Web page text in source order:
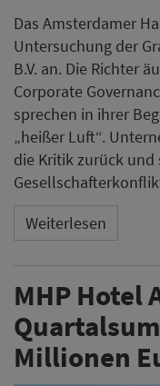
Das Amsterdamer
Untersuchung der
B.V. an. Die Richter
Corporate
sprechen in ihrer
„heißer Luft“.
die Kritik zurück
Weiterlesen
MHP Hotel
Millionen